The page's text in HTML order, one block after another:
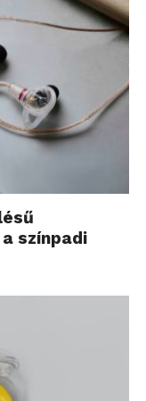
színpadi